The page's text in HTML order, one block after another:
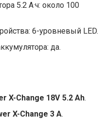
5.2 А·ч: около 100
6-уровневый LED.
да.
X-Change 18V 5.2 Ah.
X-Change 3 A.